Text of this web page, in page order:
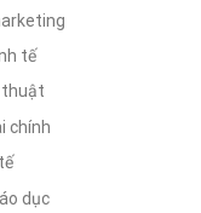
tế
thuật
chính
dục